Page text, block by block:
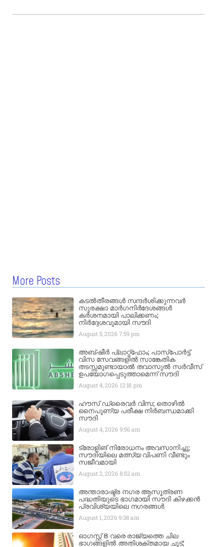
More Posts
കടൽതീരങ്ങൾ സന്ദർശിക്കുന്നവർ
സുരക്ഷാ മാർഗനിർദേശങ്ങൾ
കർശനമായി പാലിക്കണം;
നിർദ്ദേശവുമായി സൗദി
August 5, 2026 7:59 pm
അബ്ഷീർ പ്ലാറ്റ്‌ഫോം; പാസ്‌പോർട്ട്
വിസ സേവങ്ങളിൽ സാങ്കേതിക
തടസ്സമുണ്ടായാൽ തവാസുൽ സർവീസ്
ഉപയോഗപ്പെടുത്താമെന്ന് സൗദി
August 4, 2026 12:18 pm
ഹൗസ് ഡ്രൈവർ വിസ; തൊഴിൽ
നൈപുണ്യ പരീക്ഷ നിർബന്ധമാക്കി
സൗദി
August 4, 2026 9:56 am
ട്രോളിങ് നിരോധനം അവസാനിച്ചു;
സൗദിയിലെ മത്സ്യ വിപണി വീണ്ടും
സജീവമായി
August 2, 2026 8:52 am
അന്താരാഷ്ട്ര നഗര ആസൂത്രണ
പദ്ധതിയുടെ ഭാഗമായി സൗദി കിഴക്കൻ
പ്രവിശ്യയിലെ നഗരങ്ങൾ
August 1, 2026 9:38 am
ഓഗസ്റ്റ് 8 വരെ രാജ്യത്തെ ചില
ഭാഗങ്ങളിൽ അതിശക്തമായ ചൂട്;